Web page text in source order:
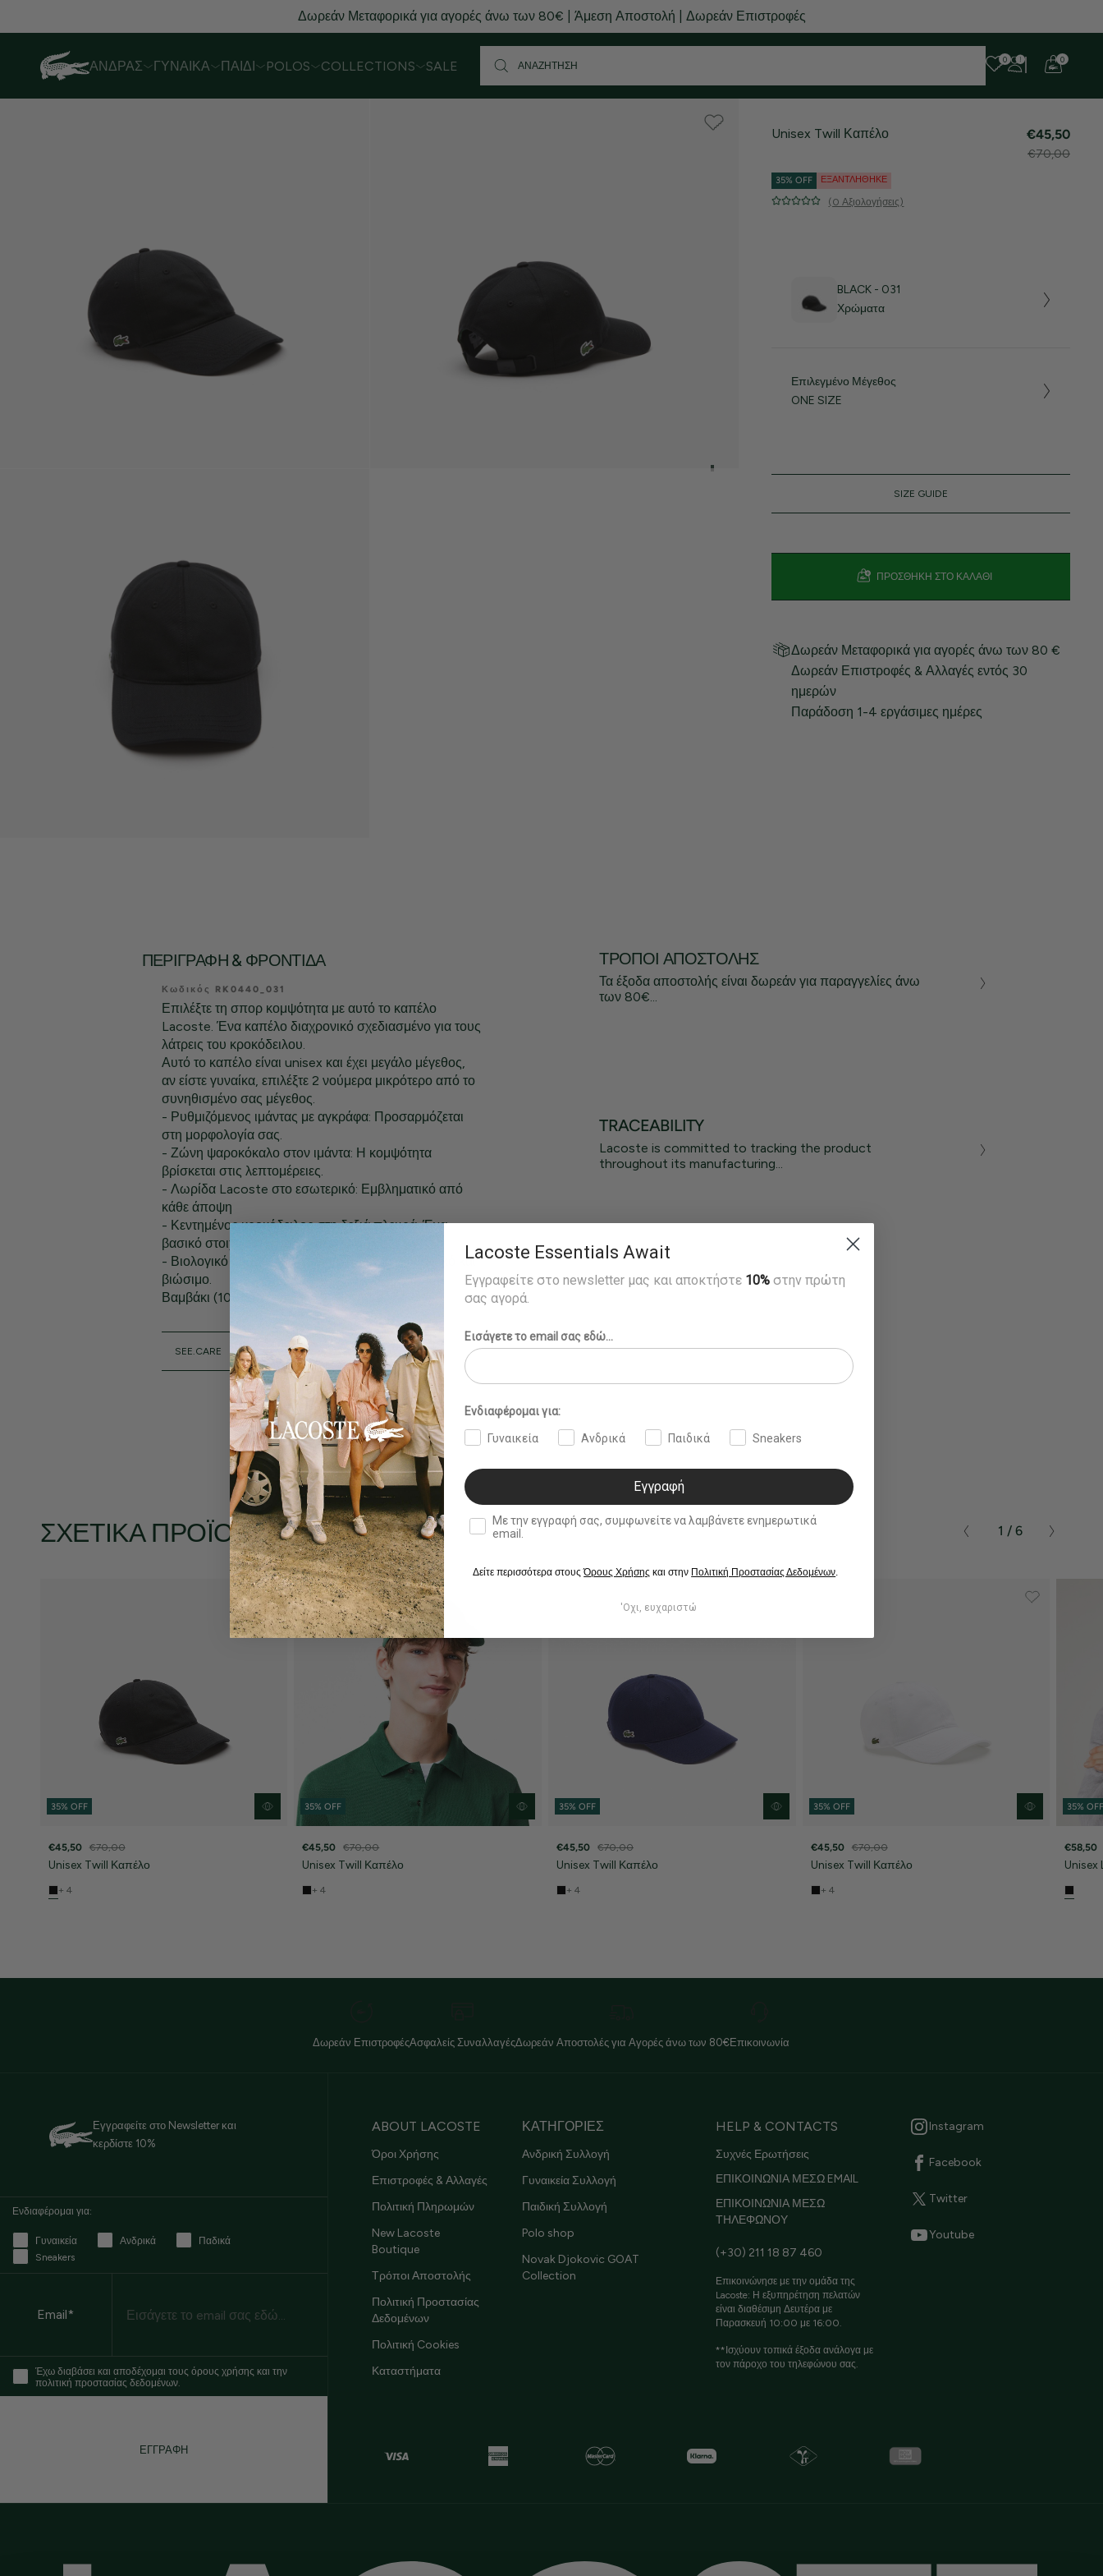
Δωρεάν Μεταφορικά για αγορές άνω των 80€ | Άμεση Αποστολή | Δωρεάν Επιστροφές
ΆΝΔΡΑΣ ΓΥΝΑΊΚΑ ΠΑΙΔΊ POLOS COLLECTIONS SALE 0 0
Unisex Twill Καπέλο €45,50
€70,00
35% OFF ΕΞΑΝΤΛΉΘΗΚΕ
(0 Αξιολογήσεις)
BLACK - 031
Χρώματα
Επιλεγμένο Μέγεθος
ONE SIZE
SIZE GUIDE
ΠΡΟΣΘΉΚΗ ΣΤΟ ΚΑΛΆΘΙ
Δωρεάν Μεταφορικά για αγορές άνω των 80 €
Δωρεάν Επιστροφές & Αλλαγές εντός 30
ημερών
Παράδοση 1-4 εργάσιμες ημέρες
ΠΕΡΙΓΡΑΦΉ & ΦΡΟΝΤΊΔΑ
Κωδικός RK0440_031
Επιλέξτε τη σπορ κομψότητα με αυτό το καπέλο
Lacoste. Ένα καπέλο διαχρονικό σχεδιασμένο για τους
λάτρεις του κροκόδειλου.
Αυτό το καπέλο είναι unisex και έχει μεγάλο μέγεθος,
αν είστε γυναίκα, επιλέξτε 2 νούμερα μικρότερο από το
συνηθισμένο σας μέγεθος.
- Ρυθμιζόμενος ιμάντας με αγκράφα: Προσαρμόζεται
στη μορφολογία σας.
- Ζώνη ψαροκόκαλο στον ιμάντα: Η κομψότητα
βρίσκεται στις λεπτομέρειες.
- Λωρίδα Lacoste στο εσωτερικό: Εμβληματικό από
κάθε άποψη
- Κεντημένος κροκόδειλος στη δεξιά πλευρά: Ένα
βασικό στοιχείο της Lacoste.
- Βιολογικό βαμβακερό στριφτό ύφασμα: Ανθεκτικό και
βιώσιμο.
Βαμβάκι (100%)
SEE.CARE
ΤΡΌΠΟΙ ΑΠΟΣΤΟΛΉΣ
Τα έξοδα αποστολής είναι δωρεάν για παραγγελίες άνω
των 80€...
TRACEABILITY
Lacoste is committed to tracking the product
throughout its manufacturing...
ΣΧΕΤΙΚΆ ΠΡΟΪΌΝΤΑ
35% OFF
€45,50 €70,00
Unisex Twill Καπέλο
+ 4
35% OFF
€45,50 €70,00
Unisex Twill Καπέλο
+ 4
35% OFF
€45,50 €70,00
Unisex Twill Καπέλο
+ 4
35% OFF
€45,50 €70,00
Unisex Twill Καπέλο
+ 4
35%
€58,50
Unisex
1 / 6
Δωρεάν ΕπιστροφέςΑσφαλείς ΣυναλλαγέςΔωρεάν Αποστολές για Αγορές άνω των 80€Επικοινωνία
Εγγραφείτε στο Newsletter και
κερδίστε 10%
Ενδιαφέρομαι για:
Γυναικεία Ανδρικά
Παδικά
Sneakers
Email*
Έχω διαβάσει και αποδέχομαι τους όρους χρήσης και την
πολιτική προστασίας δεδομένων.
ΕΓΓΡΑΦΗ
ABOUT LACOSTE
Όροι Χρήσης
Επιστροφές & Αλλαγές
Πολιτική Πληρωμών
New Lacoste
Boutique
Τρόποι Αποστολής
Πολιτική Προστασίας
Δεδομένων
Πολιτική Cookies
Καταστήματα
ΚΑΤΗΓΟΡΙΕΣ
Ανδρική Συλλογή
Γυναικεία Συλλογή
Παιδική Συλλογή
Polo shop
Novak Djokovic GOAT
Collection
HELP & CONTACTS
Συχνές Ερωτήσεις
ΕΠΙΚΟΙΝΩΝΙΑ ΜΕΣΩ EMAIL
ΕΠΙΚΟΙΝΩΝΙΑ ΜΕΣΩ
ΤΗΛΕΦΩΝΟΥ
(+30) 211 18 87 460
Επικοινώνησε με την ομάδα της
Lacoste: Η εξυπηρέτηση πελατών
είναι διαθέσιμη Δευτέρα με
Παρασκευή 10:00 με 16:00.
**Ισχύουν τοπικά έξοδα ανάλογα με
τον πάροχο του τηλεφώνου σας.
Instagram
Facebook
Twitter
Youtube
Lacoste Essentials Await
Εγγραφείτε στο newsletter μας και αποκτήστε 10% στην πρώτη
σας αγορά.
Εισάγετε το email σας εδώ...
Ενδιαφέρομαι για:
Γυναικεία Ανδρικά Παιδικά Sneakers
Εγγραφή
double opt in
Με την εγγραφή σας, συμφωνείτε να λαμβάνετε ενημερωτικά
email.
Δείτε περισσότερα στουςΌρους Χρήσης και στην Πολιτική Προστασίας Δεδομένων
'Οχι, ευχαριστώ